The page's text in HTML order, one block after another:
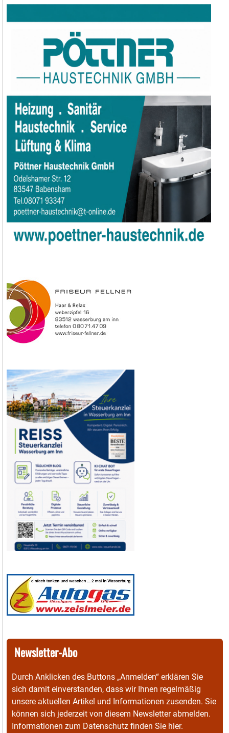
Newsletter-Abo
Durch Anklicken des Buttons „Anmelden“ erklären Sie
sich damit einverstanden, dass wir Ihnen regelmäßig
unsere aktuellen Artikel und Informationen zusenden. Sie
können sich jederzeit von diesem Newsletter abmelden.
Informationen zum Datenschutz finden Sie hier.